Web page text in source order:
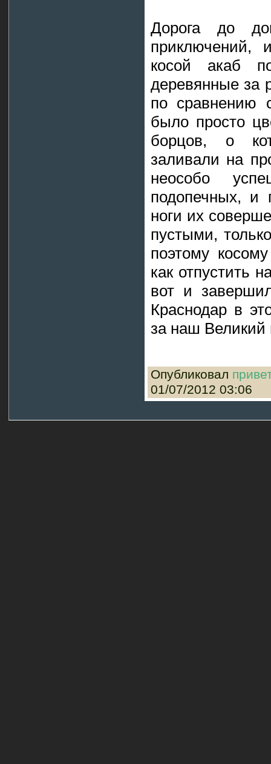
Дорога до
приключений,
косой акаб
деревянные за
по сравнению
было просто
борцов, о
заливали на
неособо
подопечных, и
ноги их
пустыми,
поэтому
как отпустить
вот и
Краснодар в
за наш Великий
Опубликовал
01/07/2012 03:06